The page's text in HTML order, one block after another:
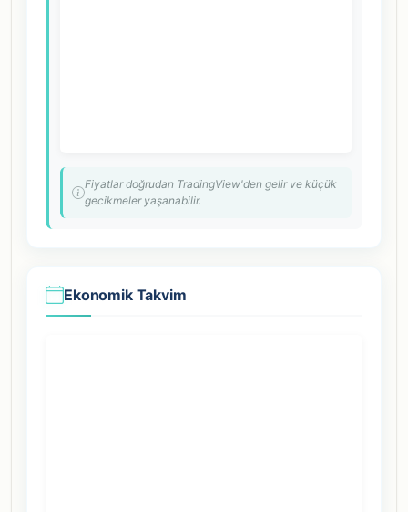
Fiyatlar doğrudan TradingView'den gelir ve küçük
gecikmeler yaşanabilir.
Ekonomik Takvim